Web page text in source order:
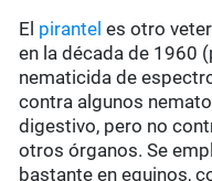
El pirantel es otro
en la década de 1960
nematicida de
contra algunos
digestivo, pero no
otros órganos. Se
bastante en equinos,